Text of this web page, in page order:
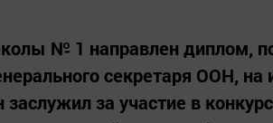
№ 1 направлен диплом,
секретаря ООН,
заслужил за участие в